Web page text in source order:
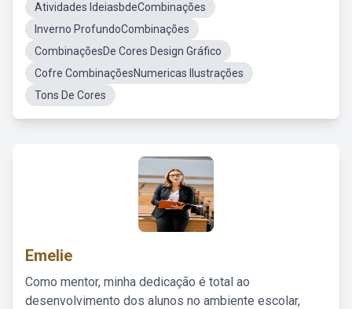
Atividades IdeiasbdeCombinações
Inverno ProfundoCombinações
CombinaçõesDe Cores Design Gráfico
Cofre CombinaçõesNumericas Ilustrações
Tons De Cores
Emelie
Como mentor, minha dedicação é total ao
desenvolvimento dos alunos no ambiente escolar,